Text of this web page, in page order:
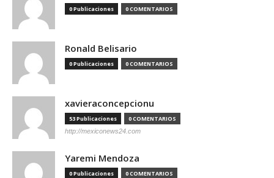
0 Publicaciones 0 COMENTARIOS
Ronald Belisario
0 Publicaciones 0 COMENTARIOS
xavieraconcepcionu
53 Publicaciones 0 COMENTARIOS
http://mexiconews24.com
Yaremi Mendoza
0 Publicaciones 0 COMENTARIOS